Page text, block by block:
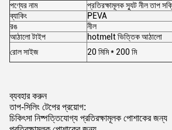
পণ্যের নাম প্রতিরক্ষামূলক স্যুট নীল তাপ
ব্যাকিং
PEVA
রঙ
নীল
আঠালো টাইপ
hotmelt ভিত্তিক আঠালো
রোল সাইজ
20 মিমি * 200 মি
ব্যবহার করুন
তাপ-সিলিং টেপের প্রয়োগ:
চিকিৎসা নিষ্পত্তিযোগ্য প্রতিরক্ষামূলক পোশাকের জন্য